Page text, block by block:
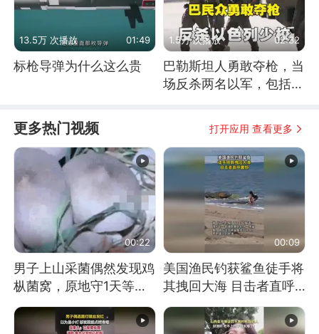
13.5万 次播放 01:49
标枪导弹为什么这么贵
1.5万 次播放 02:32
巴勒斯坦人勇敢夺枪，当
场反杀两名以军，包括一
更多热门视频 打开应用 查看更多
00:22
男子上山采菌偶然发现鸡
枞菌窝，原地守1天等它
长大：挖了140多朵
00:09
美国渔民钓获鲨鱼徒手将
其拽回大海 目击者直呼
震惊 （视频来源：参考
消息）